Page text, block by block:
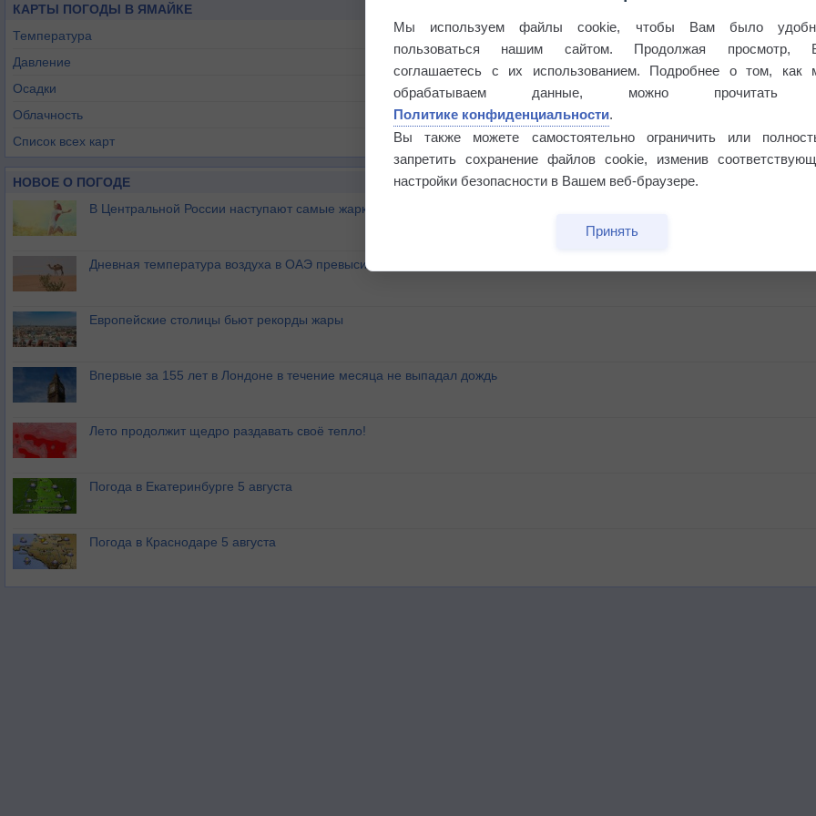
КАРТЫ ПОГОДЫ В ЯМАЙКЕ
Температура
Давление
Осадки
Облачность
Список всех карт
НОВОЕ О ПОГОДЕ
В Центральной России наступают самые жаркие дни этого лета
Дневная температура воздуха в ОАЭ превысила +51°
Европейские столицы бьют рекорды жары
Впервые за 155 лет в Лондоне в течение месяца не выпадал дождь
Лето продолжит щедро раздавать своё тепло!
Погода в Екатеринбурге 5 августа
Погода в Краснодаре 5 августа
Мы используем файлы cookie, чтобы Вам было
пользоваться нашим сайтом. Продолжая просмотр,
соглашаетесь с их использованием. Подробнее о том, как
обрабатываем данные, можно прочитать
Политике конфиденциальности.
Вы также можете самостоятельно ограничить или
запретить сохранение файлов cookie, изменив
настройки безопасности в Вашем веб-браузере.
Принять